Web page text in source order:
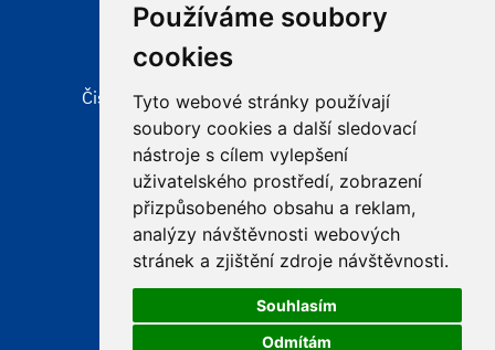
Používáme soubory
cookies
Tyto webové stránky používají
soubory cookies a další sledovací
nástroje s cílem vylepšení
uživatelského prostředí, zobrazení
přizpůsobeného obsahu a reklam,
analýzy návštěvnosti webových
stránek a zjištění zdroje návštěvnosti.
Souhlasím
Odmítám
STAV OVZDUŠÍ
Čisté nebe, obecně prospěšná společnost
Aleje 524/123
725 28 Ostrava – Hošťálkovice
e-mail:info@cistenebe.cz